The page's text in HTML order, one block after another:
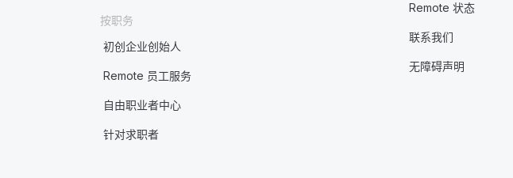
按职务
初创企业创始人
Remote 员工服务
自由职业者中心
针对求职者
Remote 状态
联系我们
无障碍声明